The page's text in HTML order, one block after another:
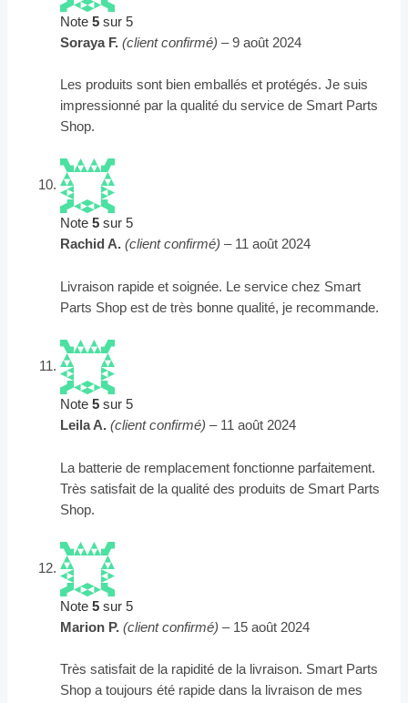
Note5 sur 5
Soraya F.(client confirmé) – 9 août 2024
Les produits sont bien emballés et protégés. Je suis
impressionné par la qualité du service de Smart Parts
Shop.
Note5 sur 5
Rachid A.(client confirmé) – 11 août 2024
Livraison rapide et soignée. Le service chez Smart
Parts Shop est de très bonne qualité, je recommande.
Note5 sur 5
Leila A.(client confirmé) – 11 août 2024
La batterie de remplacement fonctionne parfaitement.
Très satisfait de la qualité des produits de Smart Parts
Shop.
Note5 sur 5
Marion P.(client confirmé) – 15 août 2024
Très satisfait de la rapidité de la livraison. Smart Parts
Shop a toujours été rapide dans la livraison de mes